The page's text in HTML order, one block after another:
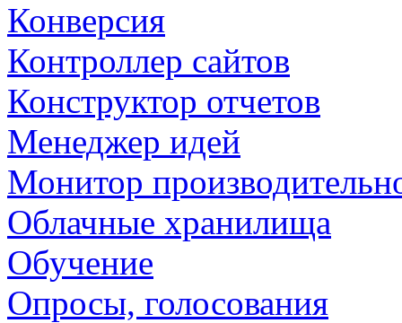
Конверсия
Контроллер сайтов
Конструктор отчетов
Менеджер идей
Монитор
Облачные хранилища
Обучение
Опросы, голосования